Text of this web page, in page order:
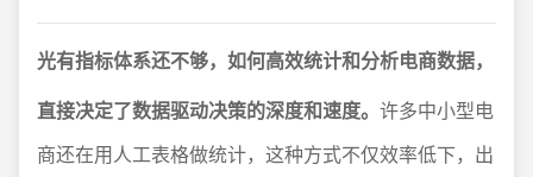
光有指标体系还不够，如何高效统计和分析电商数据，
直接决定了数据驱动决策的深度和速度。 许多中小型电
商还在用人工表格做统计，这种方式不仅效率低下，出